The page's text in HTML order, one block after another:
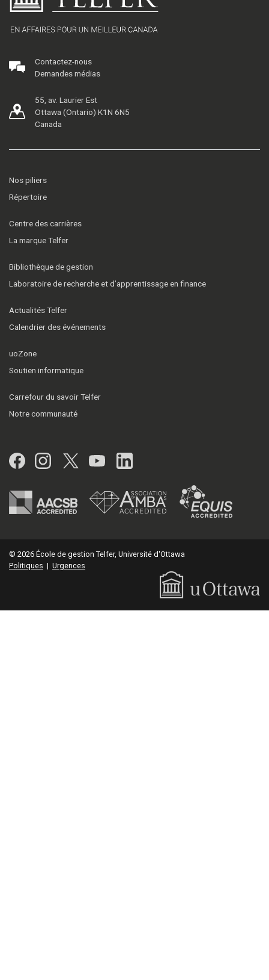
Contactez-nous
Demandes médias
55, av. Laurier Est
Ottawa (Ontario) K1N 6N5
Canada
Nos piliers
Répertoire
Centre des carrières
La marque Telfer
Bibliothèque de gestion
Laboratoire de recherche et d’apprentissage en finance
Actualités Telfer
Calendrier des événements
uoZone
Soutien informatique
Carrefour du savoir Telfer
Notre communauté
Facebook
Instagram
Twitter
YouTubeLinkedIn
© 2026 École de gestion Telfer, Université d'Ottawa
Politiques | Urgences